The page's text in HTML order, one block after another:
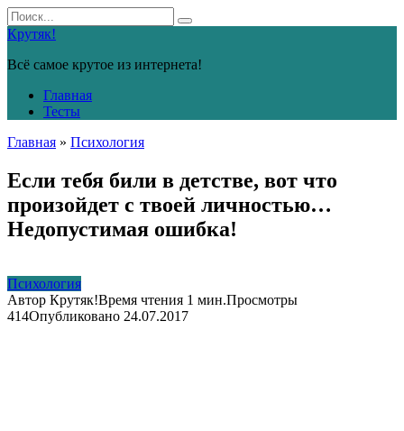
Перейти
к
контенту
Search
for:
Крутяк!
Всё самое крутое из интернета!
Главная
Тесты
Главная » Психология
Если тебя били в детстве, вот что
произойдет с твоей личностью…
Недопустимая ошибка!
Психология
Автор Крутяк!Время чтения 1 мин.Просмотры
414Опубликовано 24.07.2017